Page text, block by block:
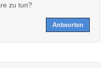
zu tun?
Antworten